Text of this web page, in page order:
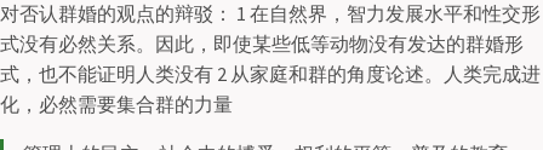
对否认群婚的观点的辩驳： 1 在自然界，智力发展水平和性交形
式没有必然关系。因此，即使某些低等动物没有发达的群婚形
式，也不能证明人类没有 2 从家庭和群的角度论述。人类完成进
化，必然需要集合群的力量